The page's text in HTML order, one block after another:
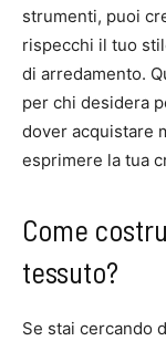
strumenti, puoi
rispecchi il tuo
di arredamento.
per chi desidera
dover acquistare
esprimere la tua
Come
tessuto?
Se stai cercando